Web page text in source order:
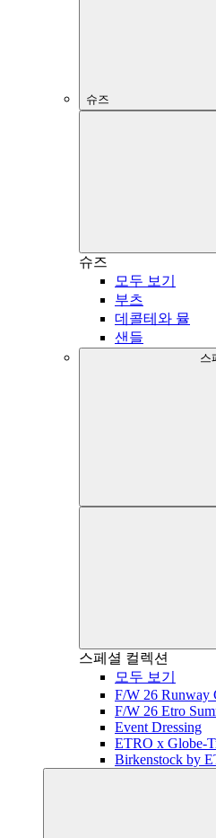
슈즈
슈즈
모두 보기
부츠
데콜테와 뮬
샌들
스
스페셜 컬렉션
모두 보기
F/W 26 Runway
F/W 26 Etro
Event Dressing
ETRO x Globe-
Birkenstock by